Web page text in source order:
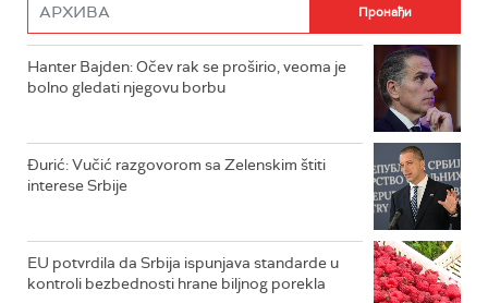
Hanter Bajden: Očev rak se proširio, veoma je
bolno gledati njegovu borbu
Đurić: Vučić razgovorom sa Zelenskim štiti
interese Srbije
EU potvrdila da Srbija ispunjava standarde u
kontroli bezbednosti hrane biljnog porekla